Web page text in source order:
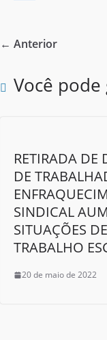
otr
← Anterior
Você
RETIRADA DE
DE
SINDICAL
SITUAÇÕES DE
TRABALHO
20 de maio de 2022